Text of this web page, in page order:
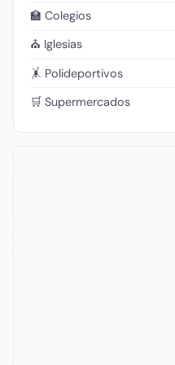
🏫 Colegios
⛪ Iglesias
🤸 Polideportivos
🛒 Supermercados